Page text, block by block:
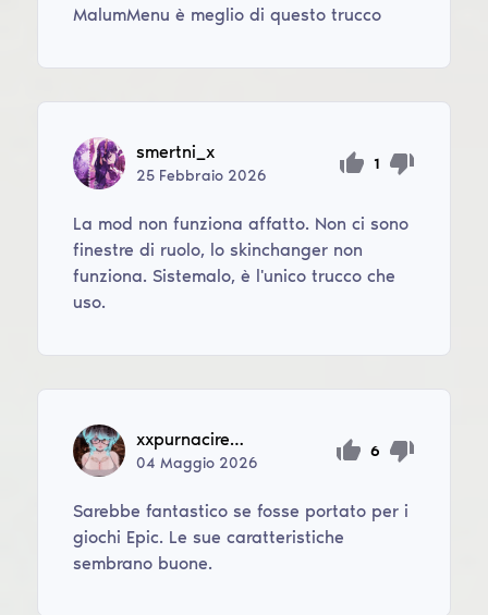
MalumMenu è meglio di questo trucco
smertni_x
25 Febbraio 2026
1
La mod non funziona affatto. Non ci sono
finestre di ruolo, lo skinchanger non
funziona. Sistemalo, è l'unico trucco che
uso.
xxpurnacireiss
04Maggio 2026
6
Sarebbe fantastico se fosse portato per i
giochi Epic. Le sue caratteristiche
sembrano buone.